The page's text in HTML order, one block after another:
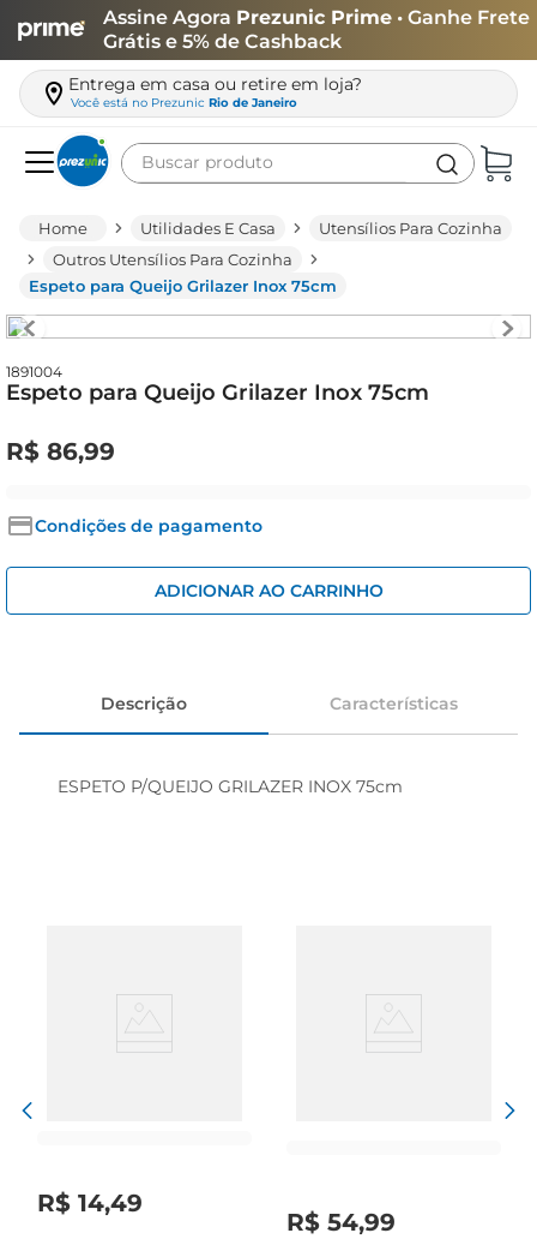
Assine Agora Prezunic Prime • Ganhe Frete
Grátis e 5% de Cashback
Entrega em casa ou retire em loja?
Você está no Prezunic Rio de Janeiro
Buscar produto
Utilidades E Casa
Utensílios Para Cozinha
Outros Utensílios Para Cozinha
Espeto para Queijo Grilazer Inox 75cm
1891004
Espeto para Queijo Grilazer Inox 75cm
R$ 86,99
Condições de pagamento
ADICIONAR AO CARRINHO
Descrição Características
ESPETO P/QUEIJO GRILAZER INOX 75cm
R$ 14,49
R$ 54,99
leite
queijo
azeite
iogurte
papel higiênico